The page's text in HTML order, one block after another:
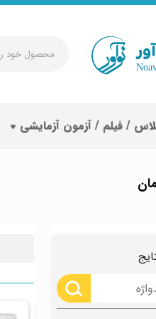
جستجو
کنید
/ فیلم / آزمون آزمایشی